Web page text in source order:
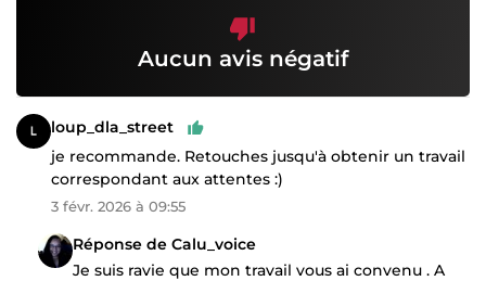
Aucun avis négatif
loup_dla_street
je recommande. Retouches jusqu'à obtenir un travail
correspondant aux attentes :)
3 févr. 2026 à 09:55
Réponse de Calu_voice
Je suis ravie que mon travail vous ai convenu . A